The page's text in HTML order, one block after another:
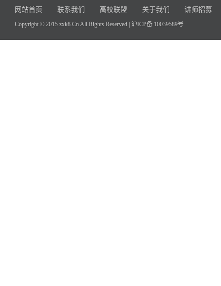
网站首页 联系我们 高校联盟 关于我们 讲师招募
Copyright © 2015 zxk8.Cn All Rights Reserved | 沪ICP备 10039589号